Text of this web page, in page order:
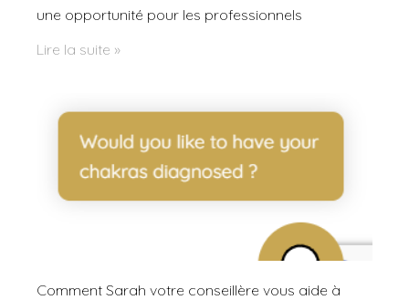
une opportunité pour les professionnels
Lire la suite »
Comment Sarah votre conseillère vous aide à